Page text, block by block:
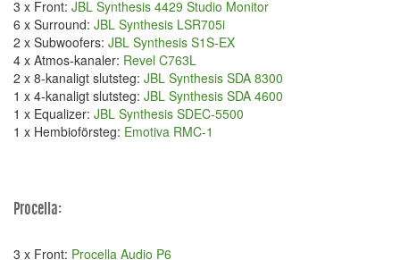
3 x Front: JBL Synthesis 4429 Studio Monitor
6 x Surround: JBL Synthesis LSR705i
2 x Subwoofers: JBL Synthesis S1S-EX
4 x Atmos-kanaler: Revel C763L
2 x 8-kanaligt slutsteg: JBL Synthesis SDA 8300
1 x 4-kanaligt slutsteg: JBL Synthesis SDA 4600
1 x Equalizer: JBL Synthesis SDEC-5500
1 x Hembioförsteg: Emotiva RMC-1
Procella:
3 x Front: Procella Audio P6